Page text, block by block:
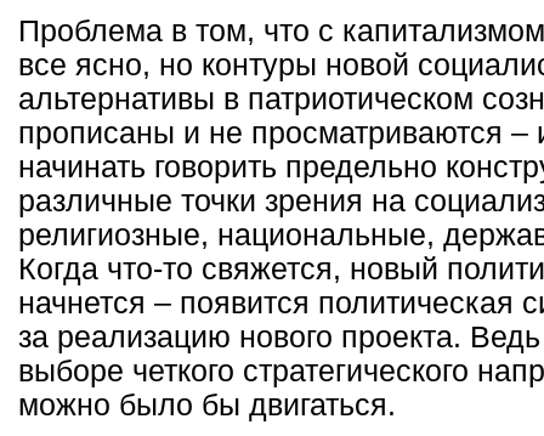
Проблема в том, что с
все ясно, но контуры новой
альтернативы в патриотическом
прописаны и не просматриваются –
начинать говорить предельно
различные точки зрения на
религиозные, национальные,
Когда что-то свяжется, новый
начнется – появится политическая
за реализацию нового проекта.
выборе четкого стратегического
можно было бы двигаться.